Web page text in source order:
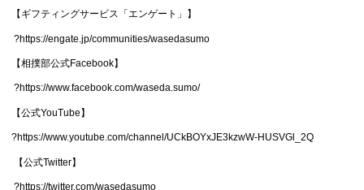
【ギフティングサービス「エンゲート」】
?https://engate.jp/communities/wasedasumo
【相撲部公式Facebook】
?https://www.facebook.com/waseda.sumo/
【公式YouTube】
?https://www.youtube.com/channel/UCkBOYxJE3kzwW-HUSVGl_2Q
【公式Twitter】
?https://twitter.com/wasedasumo